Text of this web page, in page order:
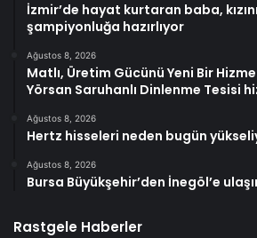
İzmir’de hayat kurtaran baba,
şampiyonluğa hazırlıyor
Ağustos 8, 2026
Matlı, Üretim Gücünü Yeni Bir Hizmet
Yörsan Saruhanlı Dinlenme Tesisi
Ağustos 8, 2026
Hertz hisseleri neden bugün
Ağustos 8, 2026
Bursa Büyükşehir’den İnegöl’e
Rastgele Haberler